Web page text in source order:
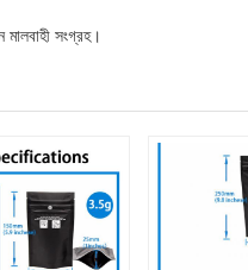
সংগ্রহ।